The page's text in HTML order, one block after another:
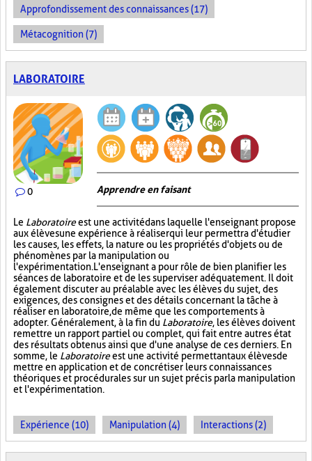
Approfondissement des connaissances (17)
Métacognition (7)
LABORATOIRE
0 Apprendre en faisant
Le Laboratoireest une activité dans laquelle l'enseignant propose
aux élèves une expérience à réaliser qui leur permettra d'étudier
les causes, les effets, la nature ou les propriétés d'objets ou de
phénomènes par la manipulation ou
l'expérimentation. L'enseignant a pour rôle de bien planifier les
séances de laboratoire et de les superviser adéquatement. Il doit
également discuter au préalable avec les élèves du sujet, des
exigences, des consignes et des détails concernant la tâche à
réaliser en laboratoire, de même que les comportements à
adopter. Généralement, à la fin du Laboratoire, les élèves doivent
remettre un rapport partiel ou complet, qui fait entre autres état
des résultats obtenus ainsi que d'une analyse de ces derniers. En
somme, le Laboratoireest une activité permettant aux élèves de
mettre en application et de concrétiser leurs connaissances
théoriques et procédurales sur un sujet précis par la manipulation
et l'expérimentation.
Expérience (10) Manipulation (4) Interactions (2)